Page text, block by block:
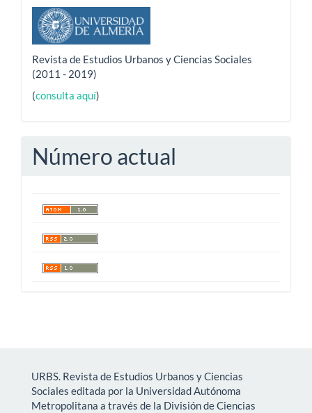
Revista de Estudios Urbanos y Ciencias Sociales
(2011 - 2019)
(consulta aquí)
Número actual
URBS. Revista de Estudios Urbanos y Ciencias
Sociales editada por la Universidad Autónoma
Metropolitana a través de la División de Ciencias